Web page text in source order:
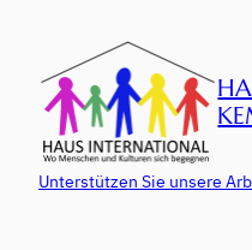
springen
Unterstützen Sie unsere